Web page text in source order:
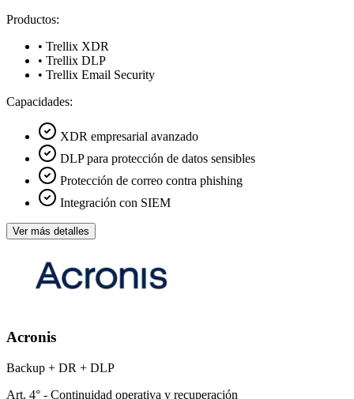
Productos:
• Trellix XDR
• Trellix DLP
• Trellix Email Security
Capacidades:
XDR empresarial avanzado
DLP para protección de datos sensibles
Protección de correo contra phishing
Integración con SIEM
Ver más detalles
Acronis
Backup + DR + DLP
Art. 4° - Continuidad operativa y recuperación